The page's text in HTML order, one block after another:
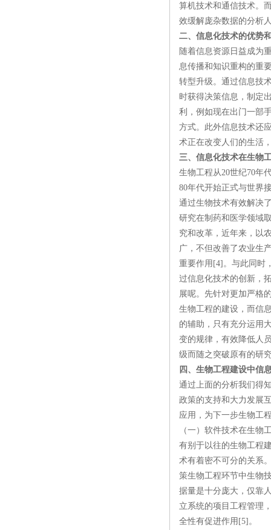
算机技术和通信技术。
效缓解庞杂数据的分析
二、信息化技术的优势
随着信息资源日益成为
息传播和知识重构的重
转型升级。通过信息技
时获得决策信息，制定
利，例如现在出门一部
方式。此外信息技术还
术正在改变人们的生活
三、信息化技术在生物
生物工程从20世纪70年
80年代开始正式与世界
通过生物技术有效解决
研究在制药和医学领域
究和改革，近年来，以
广，不但改善了农业生
重要作用[4]。与此同时
过信息化技术的创新，
展呢。先针对更加严格
生物工程的建设，而信
的辅助，只有充分运用
变的规律，有效降低人
级而随之突破原有的研
四、生物工程建设中信
通过上面的分析我们得
政策的支持和大力发展
应用，为下一步生物工
（一）软件技术在生物
有别于以往的生物工程
术有着密不可分的关系
策生物工程环节中生物
据量是十分庞大，仅靠
立系统的项目工程管理
全性有促进作用[5]。